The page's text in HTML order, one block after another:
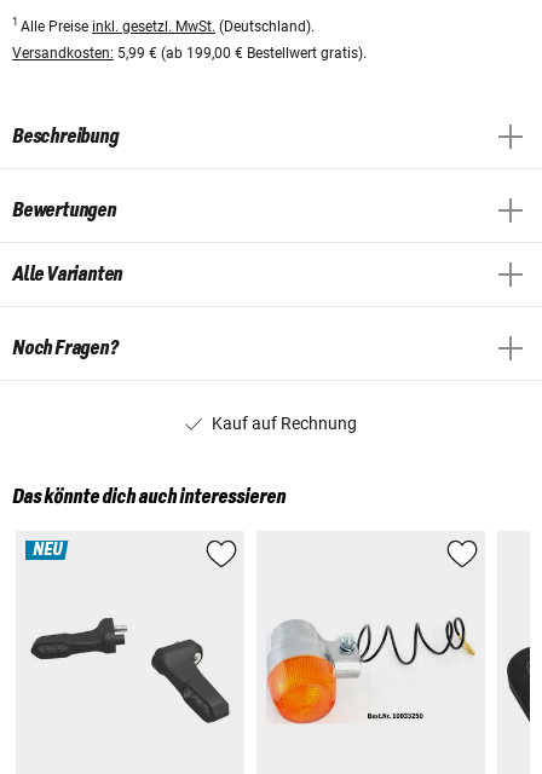
1 Alle Preise inkl. gesetzl. MwSt. (Deutschland).
Versandkosten: 5,99 € (ab 199,00 € Bestellwert gratis).
Beschreibung
Bewertungen
Alle Varianten
Noch Fragen?
Kauf auf Rechnung
Das könnte dich auch interessieren
NEU